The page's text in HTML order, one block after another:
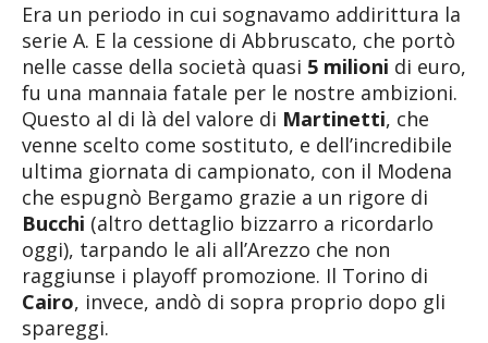
Era un periodo in cui sognavamo addirittura la
serie A. E la cessione di Abbruscato, che portò
nelle casse della società quasi 5 milioni di euro,
fu una mannaia fatale per le nostre ambizioni.
Questo al di là del valore di Martinetti, che
venne scelto come sostituto, e dell’incredibile
ultima giornata di campionato, con il Modena
che espugnò Bergamo grazie a un rigore di
Bucchi (altro dettaglio bizzarro a ricordarlo
oggi), tarpando le ali all’Arezzo che non
raggiunse i playoff promozione. Il Torino di
Cairo, invece, andò di sopra proprio dopo gli
spareggi.